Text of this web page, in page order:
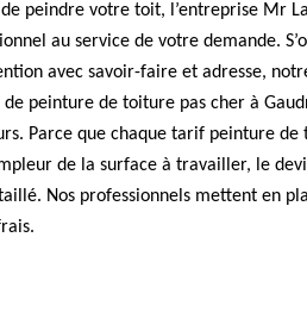
de peindre votre toit, l’entreprise Mr
au service de votre demande.
avec savoir-faire et adresse,
peinture de toiture pas cher à
Parce que chaque tarif peinture de
de la surface à travailler, le
Nos professionnels mettent en